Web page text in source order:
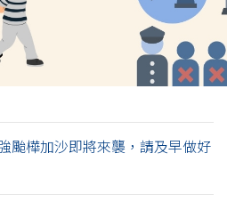
颱樺加沙即將來襲，請及早做好